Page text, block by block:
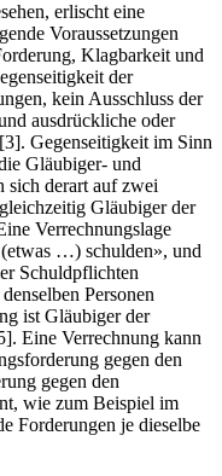
erlischt eine
Voraussetzungen
Klagbarkeit und
der
kein Ausschluss der
ausdrückliche oder
Gegenseitigkeit im Sinn
Gläubiger- und
sich derart auf zwei
Gläubiger der
Verrechnungslage
(etwas …) schulden», und
Schuldpflichten
Personen
ist Gläubiger der
Eine Verrechnung kann
gegen den
gegen den
wie zum Beispiel im
Forderungen je dieselbe